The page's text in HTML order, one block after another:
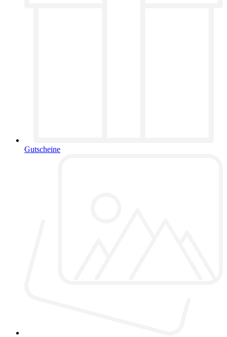
Gutscheine